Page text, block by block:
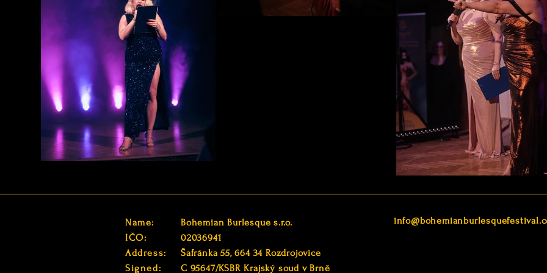
Name:
IČO:
Address:
Signed:
Bohemian Burlesque s.r.o.
02036941
Šafránka 55, 664 34 Rozdrojovice
C 95647/KSBR Krajský soud v Brně